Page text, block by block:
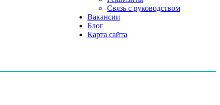
Связь с руководством
Вакансии
Блог
Карта сайта